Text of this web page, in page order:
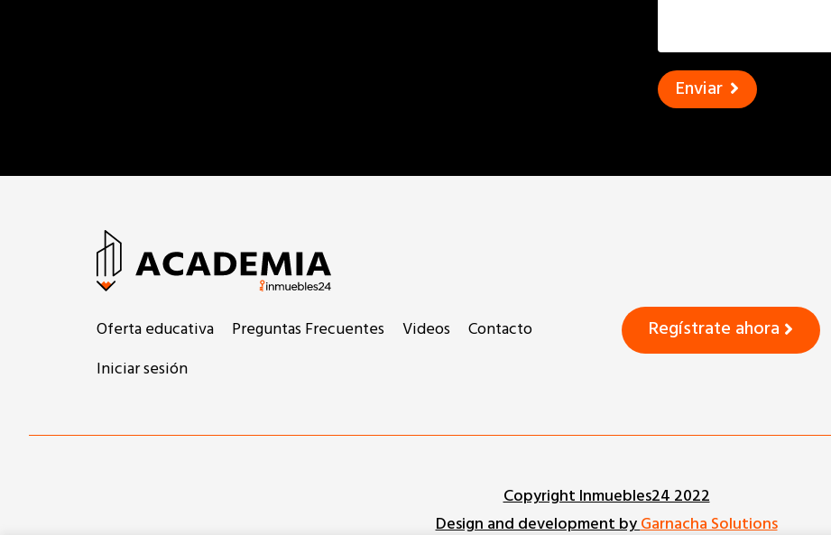
Enviar
Oferta educativa Preguntas Frecuentes Videos
Contacto
Iniciar sesión
Regístrate ahora
Copyright Inmuebles24 2022​
Design and development byGarnacha Solutions